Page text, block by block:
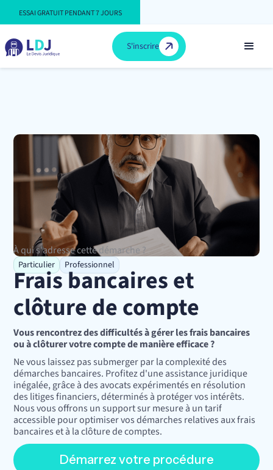
ESSAI GRATUIT PENDANT 7 JOURS
S'inscrire
À qui s'adresse cette démarche ?
Particulier Professionnel
Frais bancaires et
clôture de compte
Vous rencontrez des difficultés à gérer les frais bancaires
ou à clôturer votre compte de manière efficace ?
Ne vous laissez pas submerger par la complexité des
démarches bancaires. Profitez d'une assistance juridique
inégalée, grâce à des avocats expérimentés en résolution
des litiges financiers, déterminés à protéger vos intérêts.
Nous vous offrons un support sur mesure à un tarif
accessible pour optimiser vos démarches relatives aux frais
bancaires et à la clôture de comptes.
Démarrez votre procédure